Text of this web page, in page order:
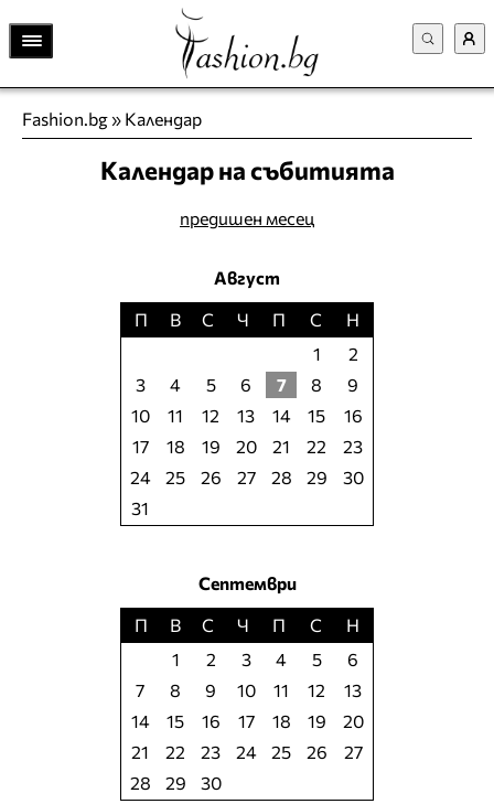
Fashion.bg» Календар
Календар на събитията
предишен месец
Август
П
В С Ч П С
Н
1
2
3
4 5 6 7 8
9
10
11 12 13 14 15
16
17
18 19 20 21 22
23
24
25 26 27 28 29
30
31
Септември
П
В С Ч П С
Н
1
2 3 4 5
6
7
8 9 10 11 12
13
14
15 16 17 18 19
20
21
22 23 24 25 26
27
28
29 30